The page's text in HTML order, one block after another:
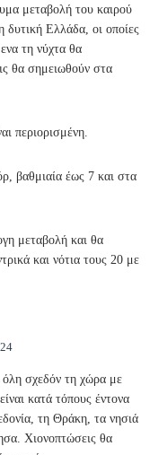
μεταβολή του καιρού
δυτική Ελλάδα, οι οποίες
τη νύχτα θα
θα σημειωθούν στα
περιορισμένη.
βαθμιαία έως 7 και στα
μεταβολή και θα
και νότια τους 20 με
όλη σχεδόν τη χώρα με
κατά τόπους έντονα
τη Θράκη, τα νησιά
Χιονοπτώσεις θα